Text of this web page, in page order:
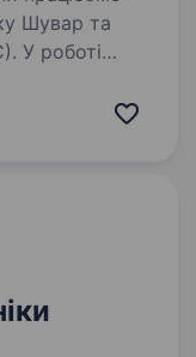
Шувар та
У роботі
рішення